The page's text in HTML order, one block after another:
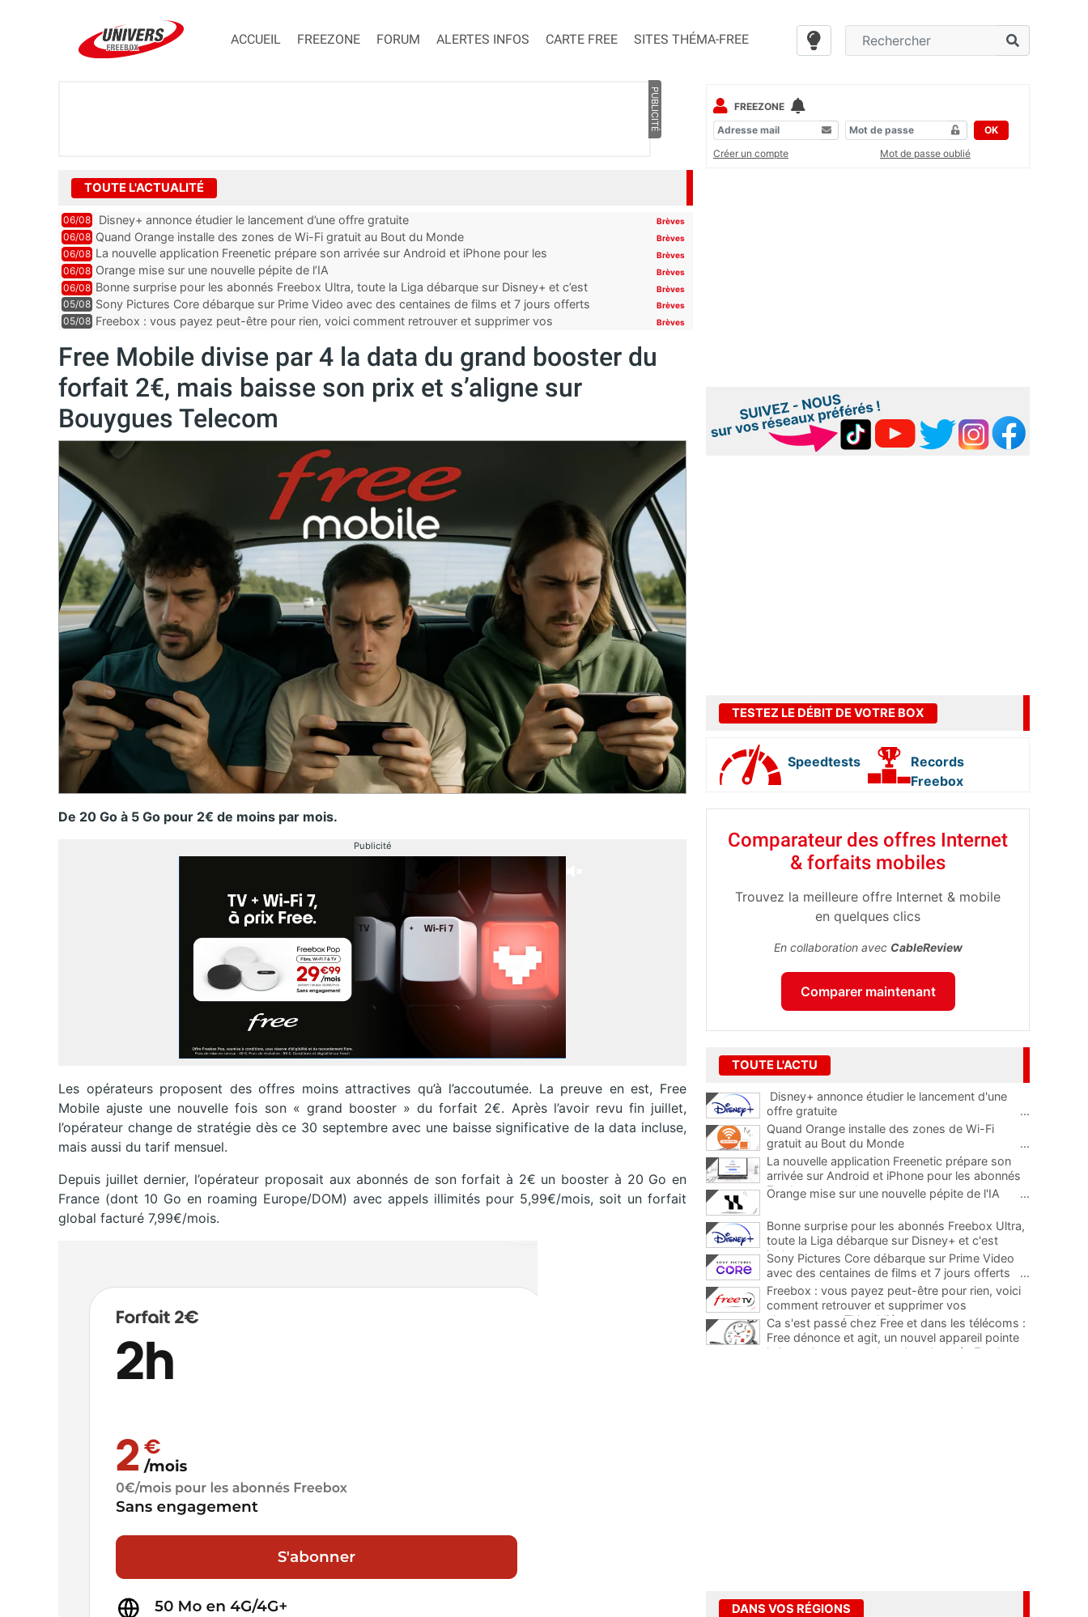
ACCUEIL FREEZONE FORUM ALERTES INFOS CARTE FREE SITES THÉMA-FREE
PUBLICITÉ
TOUTE L'ACTUALITÉ
06/08 Disney+ annonce étudier le lancement d’une offre gratuite Brèves
06/08 Quand Orange installe des zones de Wi-Fi gratuit au Bout du Monde Brèves
06/08 La nouvelle application Freenetic prépare son arrivée sur Android et iPhone pour les
abonnés Freebox, testez la
Brèves
06/08 Orange mise sur une nouvelle pépite de l’IA Brèves
06/08 Bonne surprise pour les abonnés Freebox Ultra, toute la Liga débarque sur Disney+ et c’est
inclus
Brèves
05/08 Sony Pictures Core débarque sur Prime Video avec des centaines de films et 7 jours offerts Brèves
05/08 Freebox : vous payez peut-être pour rien, voici comment retrouver et supprimer vos
Brèves
Free Mobile divise par 4 la data du grand booster du
forfait 2€, mais baisse son prix et s’aligne sur
Bouygues Telecom
De 20 Go à 5 Go pour 2€ de moins par mois.
Publicité
Les opérateurs proposent des offres moins attractives qu’à l’accoutumée. La preuve en est, Free
Mobile ajuste une nouvelle fois son « grand booster » du forfait 2€. Après l’avoir revu fin juillet,
l’opérateur change de stratégie dès ce 30 septembre avec une baisse significative de la data incluse,
mais aussi du tarif mensuel.
Depuis juillet dernier, l’opérateur proposait aux abonnés de son forfait à 2€ un booster à 20 Go en
France (dont 10 Go en roaming Europe/DOM) avec appels illimités pour 5,99€/mois, soit un forfait
global facturé 7,99€/mois.
FREEZONE
OK
Créer un compte
Mot de passe oublié
TESTEZ LE DÉBIT DE VOTRE BOX
Speedtests
Records
Freebox
Comparateur des offres Internet
& forfaits mobiles
Trouvez la meilleure offre Internet & mobile
en quelques clics
En collaboration avec CableReview
Comparer maintenant
TOUTE L'ACTU
Disney+ annonce étudier le lancement d'une
offre gratuite
...
Quand Orange installe des zones de Wi-Fi
gratuit au Bout du Monde
...
La nouvelle application Freenetic prépare son
arrivée sur Android et iPhone pour les abonnés
Freebox, testez la
Orange mise sur une nouvelle pépite de l'IA ...
Bonne surprise pour les abonnés Freebox Ultra,
toute la Liga débarque sur Disney+ et c'est
inclus
Sony Pictures Core débarque sur Prime Video
avec des centaines de films et 7 jours offerts
...
Freebox : vous payez peut-être pour rien, voici
comment retrouver et supprimer vos
abonnements TV oubliés
...
Ca s'est passé chez Free et dans les télécoms :
Free dénonce et agit, un nouvel appareil pointe
le bout de son nez chez des abonnés Freebox...
DANS VOS RÉGIONS